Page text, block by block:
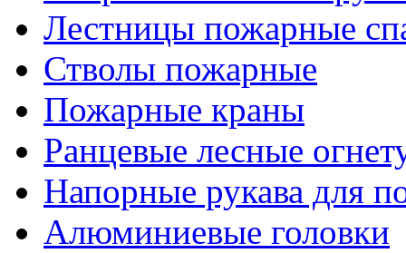
Лестницы пожарные
Стволы пожарные
Пожарные краны
Ранцевые лесные
Напорные рукава для
Алюминиевые головки